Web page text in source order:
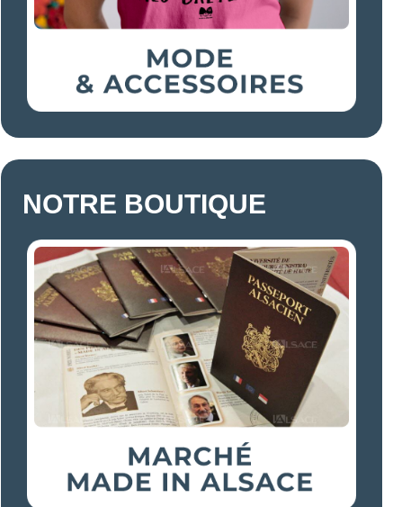
NOTRE BOUTIQUE